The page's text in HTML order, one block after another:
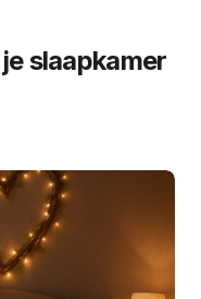
slaapkamer